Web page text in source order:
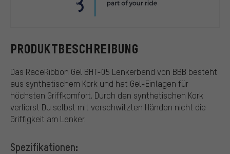
PRODUKTBESCHREIBUNG
Das RaceRibbon Gel BHT-05 Lenkerband von BBB besteht
aus synthetischem Kork und hat Gel-Einlagen für
höchsten Griffkomfort. Durch den synthetischen Kork
verlierst Du selbst mit verschwitzten Händen nicht die
Griffigkeit am Lenker.
Spezifikationen: